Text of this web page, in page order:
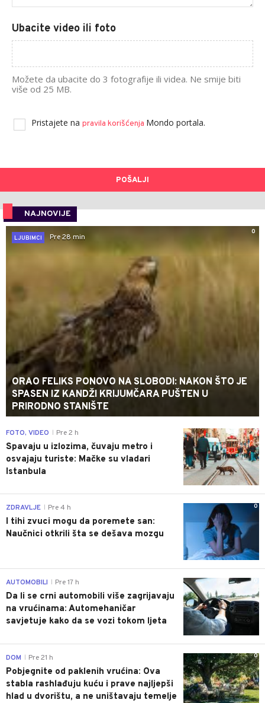
Ubacite video ili foto
Možete da ubacite do 3 fotografije ili videa. Ne smije biti
više od 25 MB.
Pristajete na pravila korišćenja Mondo portala.
POŠALJI
NAJNOVIJE
0
LJUBIMCI
Pre 28 min
ORAO FELIKS PONOVO NA SLOBODI: NAKON ŠTO JE
SPASEN IZ KANDŽI KRIJUMČARA PUŠTEN U
PRIRODNO STANIŠTE
0
FOTO, VIDEO Pre 2 h
Spavaju u izlozima, čuvaju metro i
osvajaju turiste: Mačke su vladari
Istanbula
0
ZDRAVLJE Pre 4 h
I tihi zvuci mogu da poremete san:
Naučnici otkrili šta se dešava mozgu
0
AUTOMOBILI Pre 17 h
Da li se crni automobili više zagrijavaju
na vrućinama: Automehaničar
savjetuje kako da se vozi tokom ljeta
0
DOM Pre 21 h
Pobjegnite od paklenih vrućina: Ova
stabla rashlađuju kuću i prave najljepši
hlad u dvorištu, a ne uništavaju temelje